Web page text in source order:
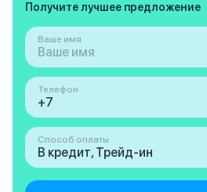
Получите лучшее предложение
Ваше имя
Телефон
Способ оплаты
В кредит, Трейд-ин